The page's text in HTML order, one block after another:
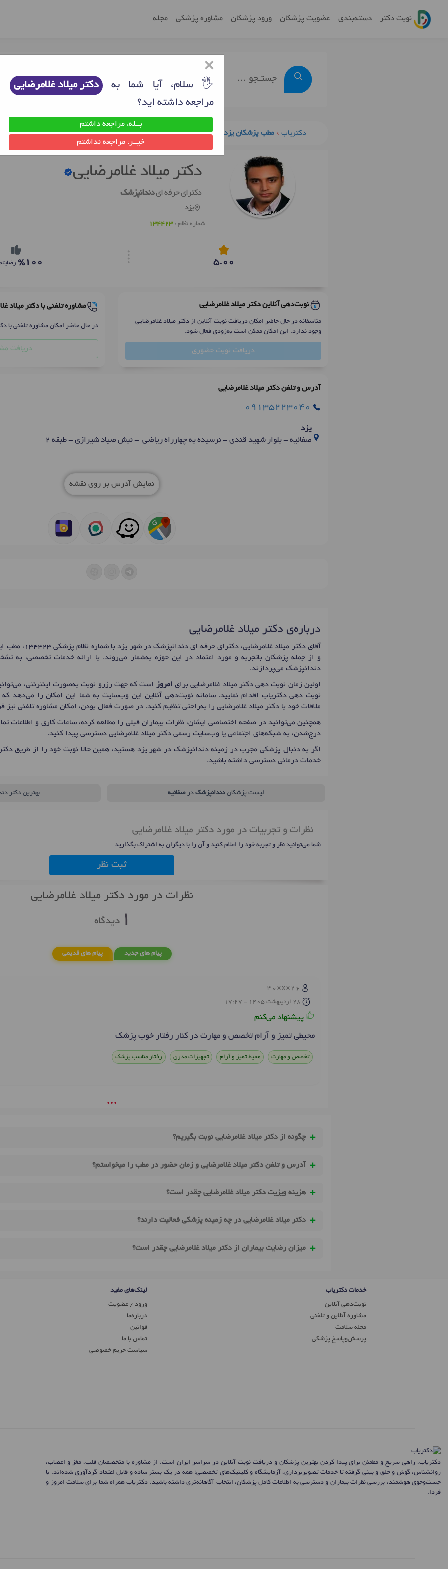
نوبت دکتر دسته‌بندی عضویت پزشکان ورود پزشکان مشاوره پزشکی مجله
دکتریاب مطب پزشکان یزد دکتر دندانپزشک یزد دکتر میلاد غلامرضایی
دکتر میلاد غلامرضایی
دکترای حرفه ایدندانپزشک
یزد
شماره نظام :134423
5.00
%100
نوبت‌دهی آنلاین دکتر میلاد غلامرضایی
متاسفانه در حال حاضر امکان دریافت نوبت آنلاین از دکتر میلاد غلامرضایی
وجود ندارد. این امکان ممکن است به‌زودی فعال شود.
دریافت نوبت حضوری
مشاوره تلفنی با دکتر میلاد
در حال حاضر امکان مشاوره تلفنی با
دریافت
آدرس و تلفن دکتر میلاد غلامرضایی
09135223040
یزد
صفائیه - بلوار شهید قندی - نرسیده به چهارراه ریاضی - نبش صیاد شیرازی - طبقه 2
نمایش آدرس بر روی نقشه
درباره‌ی دکتر میلاد غلامرضایی
آقای دکتر میلاد
و از جمله پزشکان باتجربه و مورد اعتماد در این حوزه به‌شمار می‌روند. با ارائه خدمات تخصصی، به
دندانپزشک می‌پردازند.
اولین زمان نوبت دهی دکتر میلاد غلامرضایی برای امروز
است که جهت رزرو نوبت به‌صورت اینترنتی،
نوبت دهی دکتریاب اقدام نمایید. سامانه نوبت‌دهی آنلاین این وب‌سایت به شما این امکان را می‌دهد
ملاقات خود با دکتر میلاد غلامرضایی را به‌راحتی تنظیم کنید. در صورت فعال بودن، امکان مشاوره تلفنی
همچنین می‌توانید در صفحه اختصاصی ایشان، نظرات بیماران قبلی را مطالعه کرده، ساعات کاری و اطلاعات
درج‌شدن، به شبکه‌های اجتماعی یا وب‌سایت رسمی دکتر میلاد غلامرضایی دسترسی پیدا کنید.
اگر به دنبال پزشکی مجرب در زمینه دندانپزشک در شهر یزد هستید، همین حالا نوبت خود را از طریق
خدمات درمانی دسترسی داشته باشید.
لیست پزشکان دندانپزشک در صفائیه بهترین دکتر
نظرات و تجربیات در مورد دکتر میلاد غلامرضایی
شما می‌توانید نظر و تجربه خود را اعلام کنید و آن را با دیگران به اشتراک بگذارید
ثبت نظر
نظرات در مورد دکتر میلاد غلامرضایی
1دیدگاه
پیام های جدید پیام های قدیمی
30xxx26
28 ارديبهشت 1405 - 17:27
پیشنهاد می‌کنم
محیطی تمیز و آرام تخصص و مهارت در کنار رفتار خوب پزشک
تخصص و مهارت محیط تمیز و آرام تجهیزات مدرن رفتار مناسب پزشک
• • •
چگونه از دکتر میلاد غلامرضایی نوبت بگیریم؟
آدرس و تلفن دکتر میلاد غلامرضایی و زمان حضور در مطب را میخواستم؟
هزینه ویزیت دکتر میلاد غلامرضایی چقدر است؟
دکتر میلاد غلامرضایی در چه زمینه پزشکی فعالیت دارند؟
میزان رضایت بیماران از دکتر میلاد غلامرضایی چقدر است؟
×
🖐 سلام، آیا شما به
دکتر میلاد غلامرضایی
مراجعه داشته اید؟
بــله، مراجعه داشتم
خیــر، مراجعه نداشتم
خدمات دکتریاب
نوبت‌دهی آنلاین
مشاوره آنلاین و تلفنی
مجله سلامت
پرسش‌و‌پاسخ پزشکی
لینک‌های مفید
ورود / عضویت
درباره‌ما
قوانین
تماس ‌با ما
سیاست حریم خصوصی
دکتریاب، راهی سریع و مطمئن برای پیدا کردن بهترین پزشکان و دریافت نوبت آنلاین در سراسر ایران است. از مشاوره با متخصصان قلب، مغز و اعصاب،
روانشناس، گوش و حلق و بینی گرفته تا خدمات تصویربرداری، آزمایشگاه و کلینیک‌های تخصصی؛ همه در یک بستر ساده و قابل اعتماد گردآوری شده‌اند. با
جست‌وجوی هوشمند، بررسی نظرات بیماران و دسترسی به اطلاعات کامل پزشکان، انتخاب آگاهانه‌تری داشته باشید. دکتریاب همراه شما برای سلامت امروز و
فردا.